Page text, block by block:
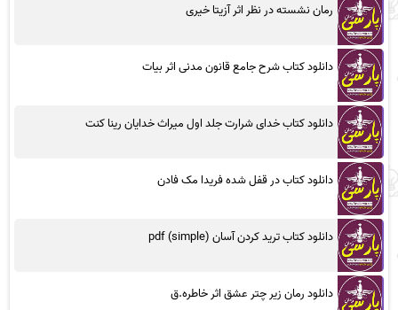
رمان نشسته در نظر اثر آزیتا خیری
دانلود کتاب شرح جامع قانون مدنی اثر بیات
دانلود کتاب خدای شرارت جلد اول میراث خدایان رینا کنت
دانلود کتاب در قفل شده فریدا مک فادن
دانلود کتاب ترید کردن آسان (simple) pdf
دانلود رمان زیر چتر عشق اثر خاطره.ق